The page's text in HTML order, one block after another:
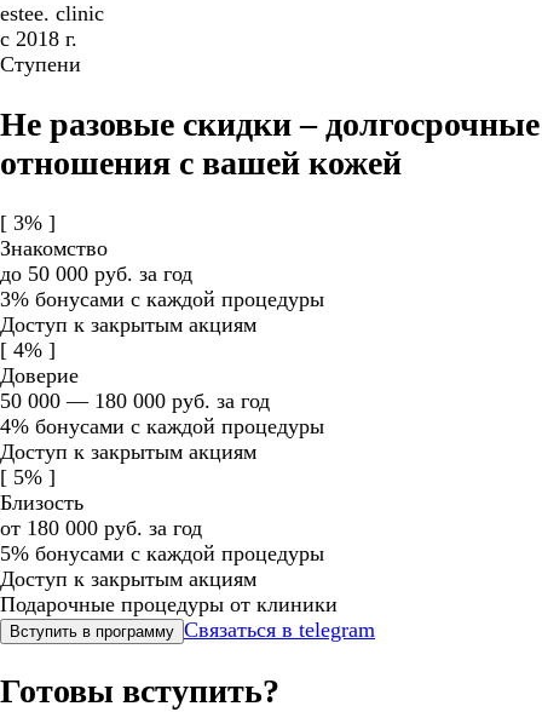
estee. clinic
с 2018 г.
Ступени
Не разовые скидки – долгосрочные
отношения с вашей кожей
[ 3% ]
Знакомство
до 50 000 руб. за год
3% бонусами с каждой процедуры
Доступ к закрытым акциям
[ 4% ]
Доверие
50 000 — 180 000 руб. за год
4% бонусами с каждой процедуры
Доступ к закрытым акциям
[ 5% ]
Близость
от 180 000 руб. за год
5% бонусами с каждой процедуры
Доступ к закрытым акциям
Подарочные процедуры от клиники
Вступить в программу Связаться в telegram
Готовы вступить?